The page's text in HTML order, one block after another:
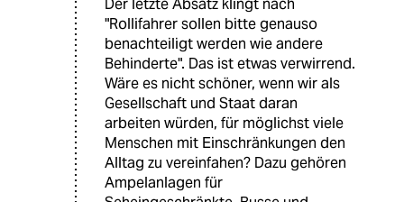
Der letzte Absatz klingt nach
"Rollifahrer sollen bitte genauso
benachteiligt werden wie andere
Behinderte". Das ist etwas verwirrend.
Wäre es nicht schöner, wenn wir als
Gesellschaft und Staat daran
arbeiten würden, für möglichst viele
Menschen mit Einschränkungen den
Alltag zu vereinfahen? Dazu gehören
Ampelanlagen für